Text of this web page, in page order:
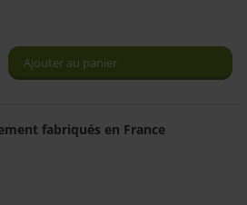
Ajouter au panier
fabriqués en France